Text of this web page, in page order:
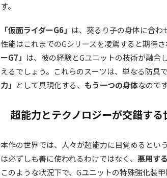
す。
「仮面ライダーG6」 は、葵るり子の身体に合
性能はこれまでのGシリーズを凌駕すると期待
ーG7」 は、彼の経験とGユニットの技術が融合
えるでしょう。これらのスーツは、単なる防具
力」 として具現化する、 もう一つの身体なのです
超能力とテクノロジーが交錯する
本作の世界では、人々が超能力に目覚めるという
は必ずしも善に使われるわけではなく、 悪用す
このような状況下で、Gユニットの特殊強化装甲